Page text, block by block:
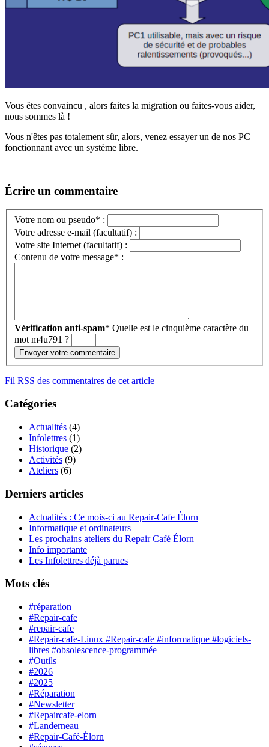
Vous êtes convaincu , alors faites la migration ou faites-vous aider,
nous sommes là !
Vous n'êtes pas totalement sûr, alors, venez essayer un de nos PC
fonctionnant avec un système libre.
Écrire un commentaire
Votre nom ou pseudo* :
Votre adresse e-mail (facultatif) :
Votre site Internet (facultatif) :
Contenu de votre message* :
Vérification anti-spam* Quelle est le cinquième caractère du
mot m4u791 ?
Fil RSS des commentaires de cet article
Catégories
Actualités (4)
Infolettres (1)
Historique (2)
Activités (9)
Ateliers (6)
Derniers articles
Actualités : Ce mois-ci au Repair-Cafe Élorn
Informatique et ordinateurs
Les prochains ateliers du Repair Café Élorn
Info importante
Les Infolettres déjà parues
Mots clés
#réparation
#Repair-cafe
#repair-cafe
#Repair-cafe-Linux #Repair-cafe #informatique #logiciels-
libres #obsolescence-programmée
#Outils
#2026
#2025
#Réparation
#Newsletter
#Repaircafe-elorn
#Landerneau
#Repair-Café-Élorn